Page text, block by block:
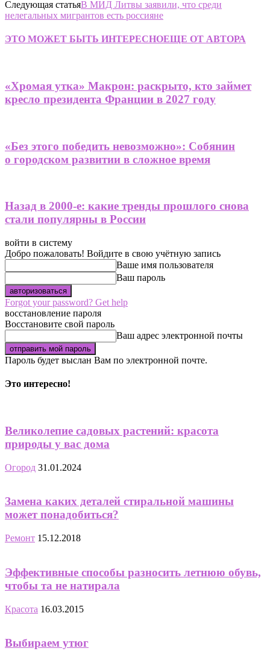
Следующая статьяВ МИД Литвы заявили, что среди
нелегальных мигрантов есть россияне
ЭТО МОЖЕТ БЫТЬ ИНТЕРЕСНОЕЩЕ ОТ АВТОРА
«Хромая утка» Макрон: раскрыто, кто займет
кресло президента Франции в 2027 году
«Без этого победить невозможно»: Собянин
о городском развитии в сложное время
Назад в 2000-е: какие тренды прошлого снова
стали популярны в России
войти в систему
Добро пожаловать! Войдите в свою учётную запись
Ваше имя пользователя
Ваш пароль
Forgot your password? Get help
восстановление пароля
Восстановите свой пароль
Ваш адрес электронной почты
Пароль будет выслан Вам по электронной почте.
Это интересно!
Великолепие садовых растений: красота
природы у вас дома
Огород 31.01.2024
Замена каких деталей стиральной машины
может понадобиться?
Ремонт 15.12.2018
Эффективные способы разносить летнюю обувь,
чтобы та не натирала
Красота 16.03.2015
Выбираем утюг